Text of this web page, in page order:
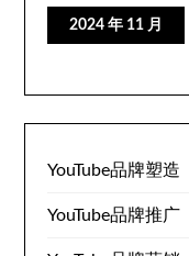
2024 年 11 月
YouTube品牌塑造
YouTube品牌推广